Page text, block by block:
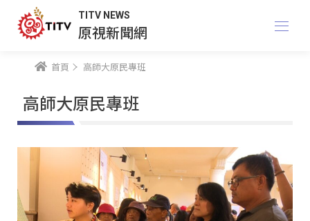
TITV NEWS
原視新聞網
首頁 高師大原民專班
高師大原民專班